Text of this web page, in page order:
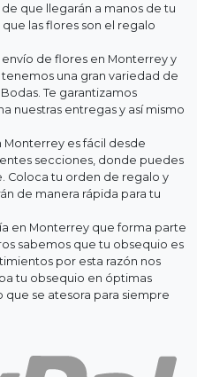
que llegarán a manos de tu
las flores son el regalo
de flores en Monterrey y
una gran variedad de
Te garantizamos
nuestras entregas y así mismo
es fácil desde
secciones, donde puedes
Coloca tu orden de regalo y
de manera rápida para tu
en Monterrey que forma parte
sabemos que tu obsequio es
por esta razón nos
tu obsequio en óptimas
se atesora para siempre